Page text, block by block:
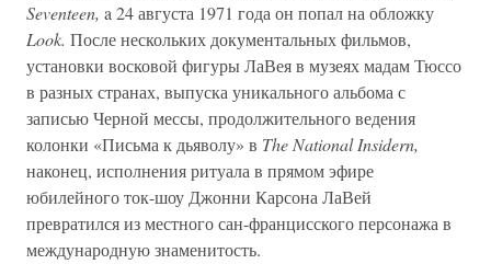
Seventeen, a 24 августа 1971 года он попал на обложку
Look. После нескольких документальных фильмов,
установки восковой фигуры ЛаВея в музеях мадам Тюссо
в разных странах, выпуска уникального альбома с
записью Черной мессы, продолжительного ведения
колонки «Письма к дьяволу» в The National Insidern,
наконец, исполнения ритуала в прямом эфире
юбилейного ток-шоу Джонни Карсона ЛаВей
превратился из местного сан-францисского персонажа в
международную знаменитость.